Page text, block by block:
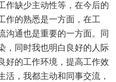
作缺少主动性等，在今后的
作的熟悉是一方面，在工
沟通也是重要的一方面。同
，同时我也明白良好的人际
好的工作环境，提高工作效
活，我都主动和同事交流，